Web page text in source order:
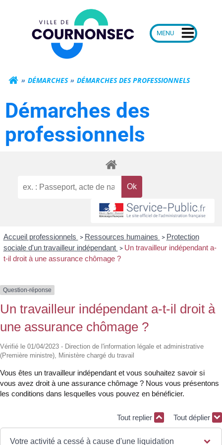
Mairie de
DÉMARCHES DÉMARCHES DES PROFESSIONNELS
Démarches des
professionnels
Accueil professionnels > Ressources humaines > Protection
sociale d'un travailleur indépendant > Un travailleur indépendant a-
t-il droit à une assurance chômage ?
Question-réponse
Un travailleur indépendant a-t-il droit à
une assurance chômage ?
Vérifié le 01/04/2023 - Direction de l'information légale et administrative
(Première ministre), Ministère chargé du travail
Vous êtes un travailleur indépendant et vous souhaitez savoir si
vous avez droit à une assurance chômage ? Nous vous présentons
les conditions dans lesquelles vous pouvez en bénéficier.
Tout replier Tout déplier
Votre activité a cessé à cause d'une liquidation